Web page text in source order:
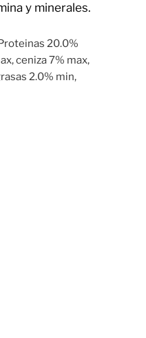
y minerales.
20.0%
ceniza 7% max,
2.0% min,